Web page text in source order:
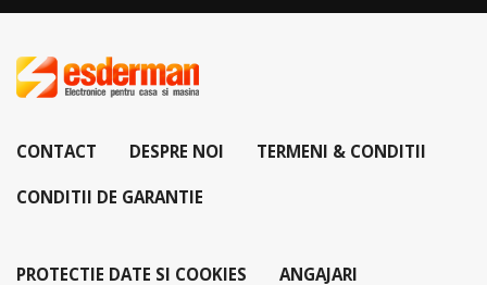
CONTACT DESPRE NOI TERMENI & CONDITII
CONDITII DE GARANTIE
PROTECTIE DATE SI COOKIES ANGAJARI